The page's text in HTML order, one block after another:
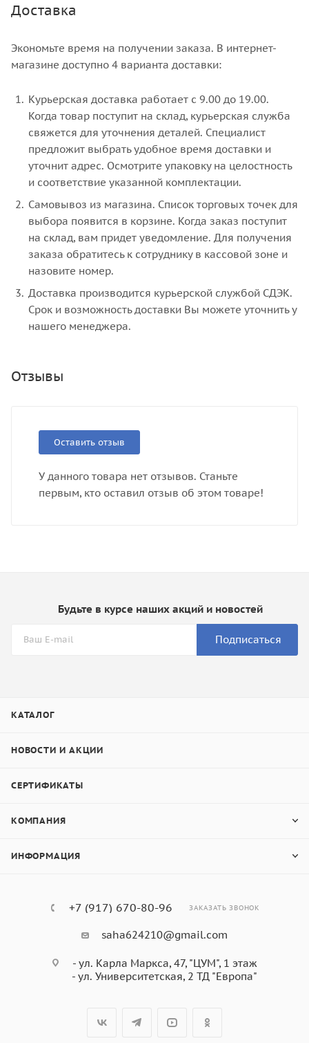
Доставка
Экономьте время на получении заказа. В интернет-
магазине доступно 4 варианта доставки:
Курьерская доставка работает с 9.00 до 19.00.
Когда товар поступит на склад, курьерская служба
свяжется для уточнения деталей. Специалист
предложит выбрать удобное время доставки и
уточнит адрес. Осмотрите упаковку на целостность
и соответствие указанной комплектации.
Самовывоз из магазина. Список торговых точек для
выбора появится в корзине. Когда заказ поступит
на склад, вам придет уведомление. Для получения
заказа обратитесь к сотруднику в кассовой зоне и
назовите номер.
Доставка производится курьерской службой СДЭК.
Срок и возможность доставки Вы можете уточнить у
нашего менеджера.
Отзывы
Оставить отзыв
У данного товара нет отзывов. Станьте
первым, кто оставил отзыв об этом товаре!
Будьте в курсе наших акций и новостей
Подписаться
КАТАЛОГ
НОВОСТИ И АКЦИИ
СЕРТИФИКАТЫ
КОМПАНИЯ
ИНФОРМАЦИЯ
+7 (917) 670-80-96 ЗАКАЗАТЬ ЗВОНОК
saha624210@gmail.com
- ул. Карла Маркса, 47, "ЦУМ", 1 этаж
- ул. Университетская, 2 ТД "Европа"